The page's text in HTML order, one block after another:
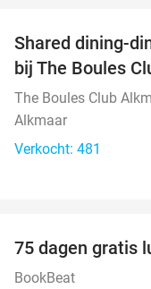
Shared dining-
bij The Boules
The Boules Club
Alkmaar
Verkocht: 481
75 dagen gratis
BookBeat